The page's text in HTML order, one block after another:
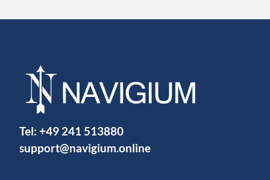
Tel: +49 241 513880
support@navigium.online